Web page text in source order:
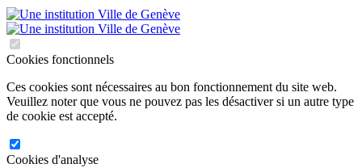
Cookies fonctionnels
Ces cookies sont nécessaires au bon fonctionnement du site web.
Veuillez noter que vous ne pouvez pas les désactiver si un autre type
de cookie est accepté.
Cookies d'analyse